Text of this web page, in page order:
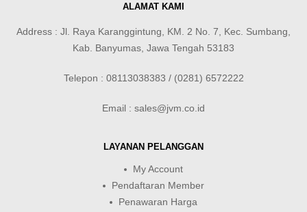
ALAMAT KAMI
Address : Jl. Raya Karanggintung, KM. 2 No. 7, Kec. Sumbang,
Kab. Banyumas, Jawa Tengah 53183
Telepon : 08113038383 / (0281) 6572222
Email : sales@jvm.co.id
LAYANAN PELANGGAN
My Account
Pendaftaran Member
Penawaran Harga